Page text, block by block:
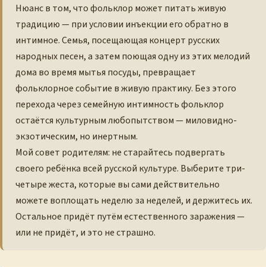
Нюанс в том, что фольклор может питать живую
традицию — при условии инъекции его обратно в
интимное. Семья, посещающая концерт русских
народных песен, а затем поющая одну из этих мелодий
дома во время мытья посуды, превращает
фольклорное событие в живую практику. Без этого
перехода через семейную интимность фольклор
остаётся культурным любопытством — миловидно-
экзотическим, но инертным.
Мой совет родителям: не старайтесь подвергать
своего ребёнка всей русской культуре. Выберите три-
четыре жеста, которые вы сами действительно
можете воплощать неделю за неделей, и держитесь их.
Остальное придёт путём естественного заражения —
или не придёт, и это не страшно.